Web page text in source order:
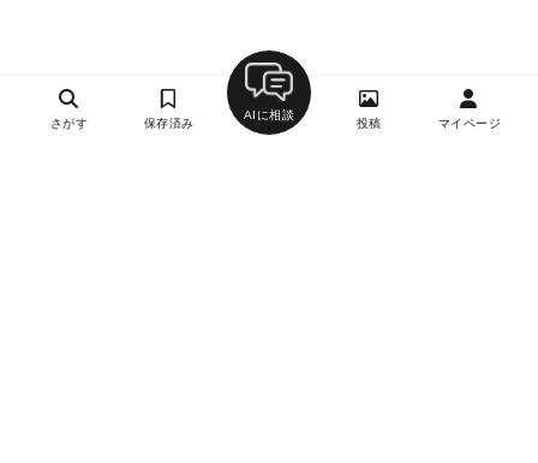
さがす 保存済み
AIに相談
投稿 マイページ